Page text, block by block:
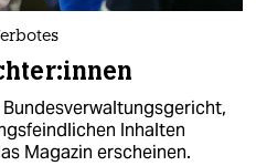
Inhalten
Magazin erscheinen.